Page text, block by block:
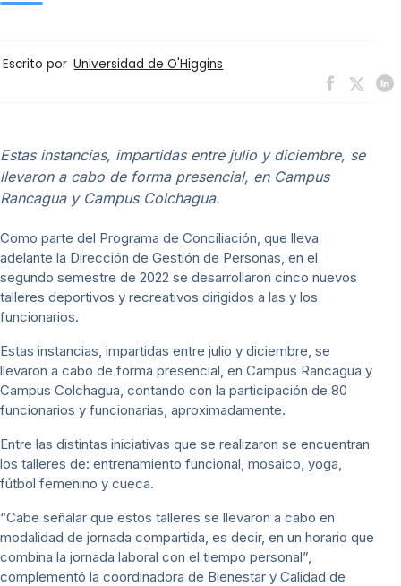
Escrito por Universidad de O'Higgins
Estas instancias, impartidas entre julio y diciembre, se
llevaron a cabo de forma presencial, en Campus
Rancagua y Campus Colchagua.
Como parte del Programa de Conciliación, que lleva
adelante la Dirección de Gestión de Personas, en el
segundo semestre de 2022 se desarrollaron cinco nuevos
talleres deportivos y recreativos dirigidos a las y los
funcionarios.
Estas instancias, impartidas entre julio y diciembre, se
llevaron a cabo de forma presencial, en Campus Rancagua y
Campus Colchagua, contando con la participación de 80
funcionarios y funcionarias, aproximadamente.
Entre las distintas iniciativas que se realizaron se encuentran
los talleres de: entrenamiento funcional, mosaico, yoga,
fútbol femenino y cueca.
“Cabe señalar que estos talleres se llevaron a cabo en
modalidad de jornada compartida, es decir, en un horario que
combina la jornada laboral con el tiempo personal”,
complementó la coordinadora de Bienestar y Calidad de